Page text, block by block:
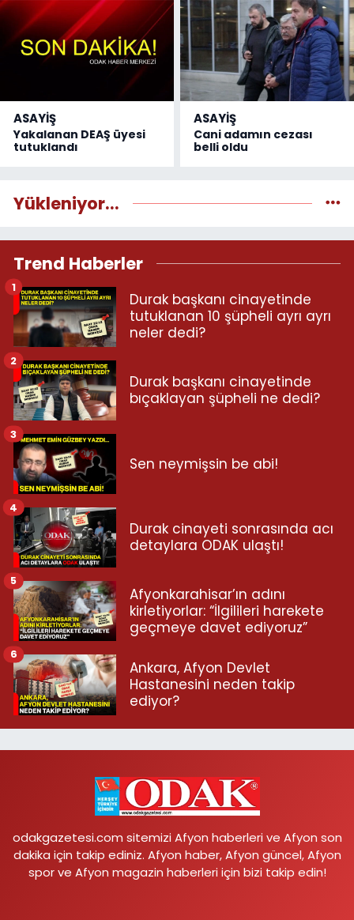
ASAYİŞ
Yakalanan DEAŞ üyesi
tutuklandı
ASAYİŞ
Cani adamın cezası
belli oldu
Yükleniyor...
Trend Haberler
Durak başkanı cinayetinde
tutuklanan 10 şüpheli ayrı ayrı
neler dedi?
1
Durak başkanı cinayetinde
bıçaklayan şüpheli ne dedi?
2
Sen neymişsin be abi!
3
Durak cinayeti sonrasında acı
detaylara ODAK ulaştı!
4
Afyonkarahisar’ın adını
kirletiyorlar: “İlgilileri harekete
geçmeye davet ediyoruz”
5
Ankara, Afyon Devlet
Hastanesini neden takip
ediyor?
6
odakgazetesi.com sitemizi Afyon haberleri ve Afyon son
dakika için takip ediniz. Afyon haber, Afyon güncel, Afyon
spor ve Afyon magazin haberleri için bizi takip edin!